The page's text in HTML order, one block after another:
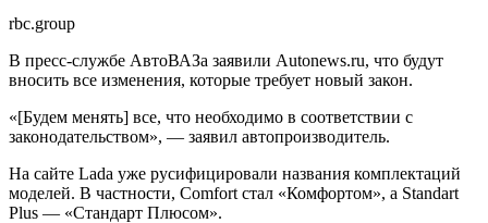
rbc.group
В пресс-службе АвтоВАЗа заявили Autonews.ru, что будут
вносить все изменения, которые требует новый закон.
«[Будем менять] все, что необходимо в соответствии с
законодательством», — заявил автопроизводитель.
На сайте Lada уже русифицировали названия комплектаций
моделей. В частности, Comfort стал «Комфортом», а Standart
Plus — «Стандарт Плюсом».